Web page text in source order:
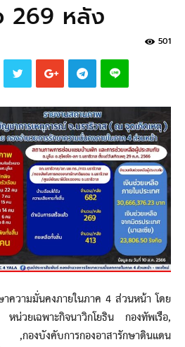
269 หลัง
501
มมั่นคงภายในภาค 4 ส่วนหน้า โดย
น่วยเฉพาะกิจนาวิกโยธิน กองทัพเรือ,
,กองบังคับการกองอาสารักษาดินแดน